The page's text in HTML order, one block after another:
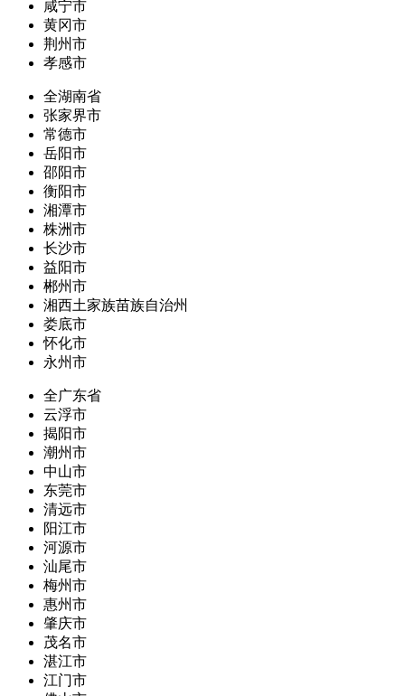
咸宁市
黄冈市
荆州市
孝感市
全湖南省
张家界市
常德市
岳阳市
邵阳市
衡阳市
湘潭市
株洲市
长沙市
益阳市
郴州市
湘西土家族苗族自治州
娄底市
怀化市
永州市
全广东省
云浮市
揭阳市
潮州市
中山市
东莞市
清远市
阳江市
河源市
汕尾市
梅州市
惠州市
肇庆市
茂名市
湛江市
江门市